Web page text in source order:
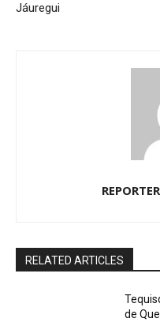
Jáuregui
RELATED ARTICLES
de